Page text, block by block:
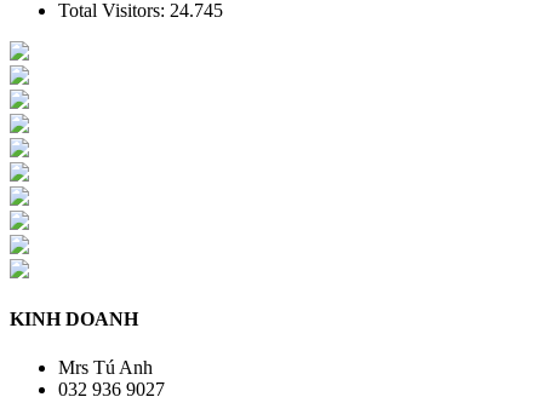
Total Visitors: 24.745
KINH DOANH
Mrs Tú Anh
032 936 9027